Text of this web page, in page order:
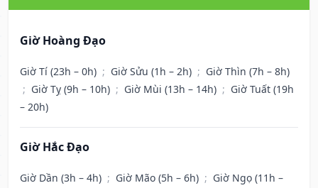
Giờ Hoàng Đạo
Giờ Tí (23h – 0h) ; Giờ Sửu (1h – 2h) ; Giờ Thìn (7h – 8h)
; Giờ Tỵ (9h – 10h) ; Giờ Mùi (13h – 14h) ; Giờ Tuất (19h
– 20h)
Giờ Hắc Đạo
Giờ Dần (3h – 4h) ; Giờ Mão (5h – 6h) ; Giờ Ngọ (11h –